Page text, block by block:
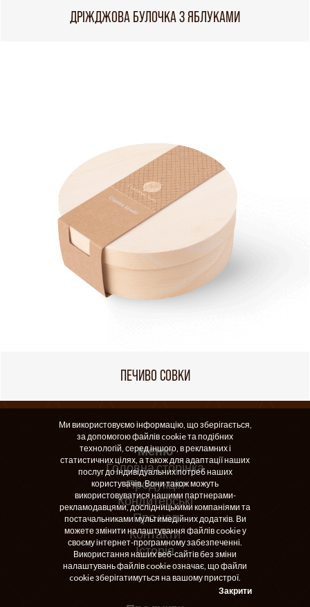
ДРІЖДЖОВА БУЛОЧКА З ЯБЛУКАМИ
ПЕЧИВО СОВКИ
Меню
Головна сторінка
Продукція
Кондитерські
Про нас
Контакти
Історія
Ми використовуємо інформацію, що зберігається,
за допомогою файлів cookie та подібних
технологій, серед іншого, в рекламних і
статистичних цілях, а також для адаптації наших
послуг до індивідуальних потреб наших
користувачів. Вони також можуть
використовуватися нашими партнерами-
рекламодавцями, дослідницькими компаніями та
постачальниками мультимедійних додатків. Ви
можете змінити налаштування файлів cookie у
своєму інтернет-програмному забезпеченні.
Використання наших веб-сайтів без зміни
налаштувань файлів cookie означає, що файли
cookie зберігатимуться на вашому пристрої.
Закрити